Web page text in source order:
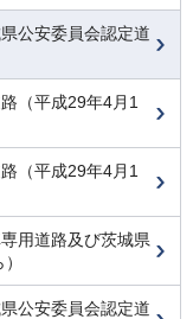
公安委員会認定道
（平成29年4月1
（平成29年4月1
用道路及び茨城県
公安委員会認定道